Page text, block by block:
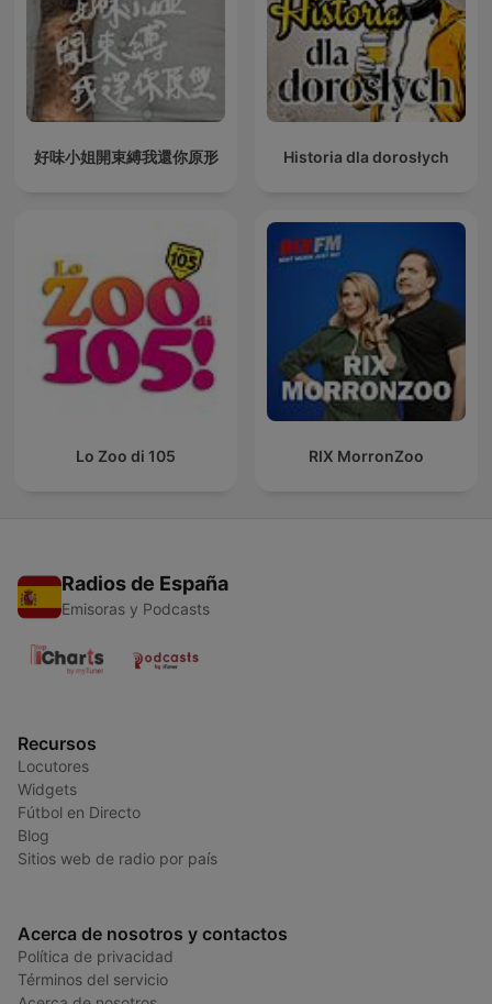
好味小姐開束縛我還你原形 Historia dla dorosłych
Lo Zoo di 105 RIX MorronZoo
Radios de España
Emisoras y Podcasts
Recursos
Locutores
Widgets
Fútbol en Directo
Blog
Sitios web de radio por país
Acerca de nosotros y contactos
Política de privacidad
Términos del servicio